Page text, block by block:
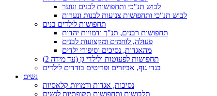
לבוש תנ"כי ותחפושות לבנים ונוער
לבוש תנ"כי ותחפושות צנועות לבנות ונערות
תחפושות לילדים בנים
תחפושות רבנים, תנ"ך ודמויות יהדות
פעולה, לוחמים ומקצועות לבנים
מהאגדות, נסיכים וסיפורי ילדים
תחפושות לפעוטות ולילדי גן (עד מידה 2)
בגדי גוף, אביזרים ופריטים בודדים לילדים
נשים
נסיכות, אגדות ודמויות קלאסיות
תלבושות ותחפושות תקופתיות לנשים